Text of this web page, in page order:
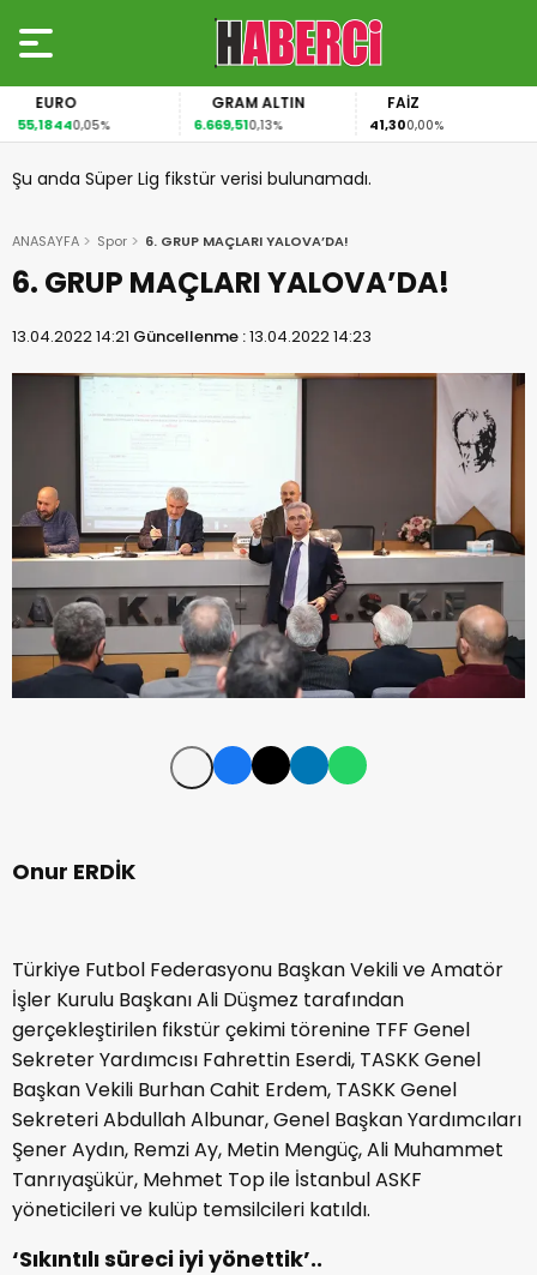
EURO
55,18440,05%
GRAM ALTIN
6.669,510,13%
FAİZ
41,300,00%
Şu anda Süper Lig fikstür verisi bulunamadı.
ANASAYFA Spor 6. GRUP MAÇLARI YALOVA’DA!
6. GRUP MAÇLARI YALOVA’DA!
13.04.2022 14:21 Güncellenme :13.04.2022 14:23
Onur ERDİK
Türkiye Futbol Federasyonu Başkan Vekili ve Amatör
İşler Kurulu Başkanı Ali Düşmez tarafından
gerçekleştirilen fikstür çekimi törenine TFF Genel
Sekreter Yardımcısı Fahrettin Eserdi, TASKK Genel
Başkan Vekili Burhan Cahit Erdem, TASKK Genel
Sekreteri Abdullah Albunar, Genel Başkan Yardımcıları
Şener Aydın, Remzi Ay, Metin Mengüç, Ali Muhammet
Tanrıyaşükür, Mehmet Top ile İstanbul ASKF
yöneticileri ve kulüp temsilcileri katıldı.
‘Sıkıntılı süreci iyi yönettik’..